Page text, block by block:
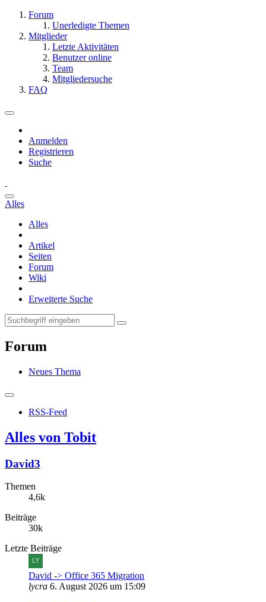
Forum
Unerledigte Themen
Mitglieder
Letzte Aktivitäten
Benutzer online
Team
Mitgliedersuche
FAQ
Anmelden
Registrieren
Suche
Alles
Alles
Artikel
Seiten
Forum
Wiki
Erweiterte Suche
Forum
Neues Thema
RSS-Feed
Alles von Tobit
David3
Themen
4,6k
Beiträge
30k
Letzte Beiträge
David -> Office 365 Migration
lycra 6. August 2026 um 15:09